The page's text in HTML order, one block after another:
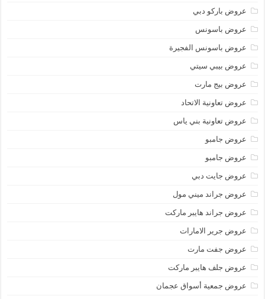
عروض باركو دبي
عروض باسونس
عروض باسونس الفجيرة
عروض بيبي سيتي
عروض بيج مارت
عروض تعاونية الاتحاد
عروض تعاونية بني ياس
عروض جامبو
عروض جامبو
عروض جايت دبي
عروض جراند ميني مول
عروض جراند هايبر ماركت
عروض جرير الامارات
عروض جفت مارت
عروض جلف هايبر ماركت
عروض جمعية أسواق عجمان